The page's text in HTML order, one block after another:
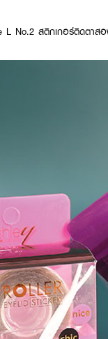
No.2 สติกเกอร์ติดตาสอ